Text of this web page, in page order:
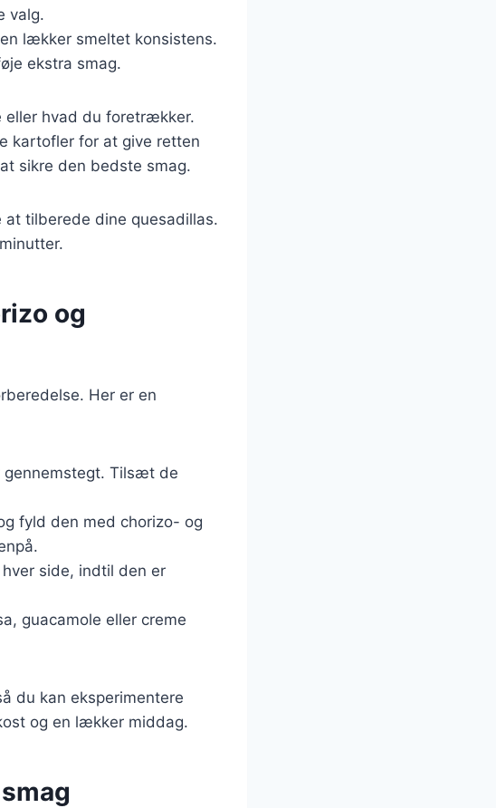
valg.
lækker smeltet konsistens.
ekstra smag.
eller hvad du foretrækker.
kartofler for at give retten
sikre den bedste smag.
tilberede dine quesadillas.
og
Her er en
gennemstegt. Tilsæt de
fyld den med chorizo- og
side, indtil den er
guacamole eller creme
du kan eksperimentere
og en lækker middag.